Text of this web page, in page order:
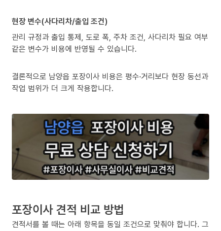
현장 변수(사다리차/출입 조건)
관리 규정과 출입 통제, 도로 폭, 주차 조건, 사다리차 필요 여부
같은 변수가 비용에 반영될 수 있습니다.
결론적으로 남양읍 포장이사 비용은 평수·거리보다 현장 동선과
작업 범위가 더 크게 작용합니다.
포장이사 견적 비교 방법
견적서를 볼 때는 아래 항목을 동일 조건으로 맞춰야 합니다. 그